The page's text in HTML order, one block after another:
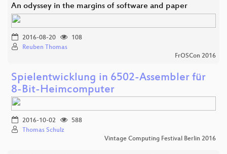
An odyssey in the margins of software and paper
2016-08-20
108
Reuben Thomas
FrOSCon 2016
Spielentwicklung in 6502-Assembler für
8-Bit-Heimcomputer
2016-10-02
588
Thomas Schulz
Vintage Computing Festival Berlin 2016